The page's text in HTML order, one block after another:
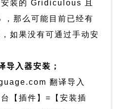
装的 Gridiculous 且
那么可能目前已经有
如果没有可通过手动安
导入器安装；
翻译导入
【插件】=【安装插